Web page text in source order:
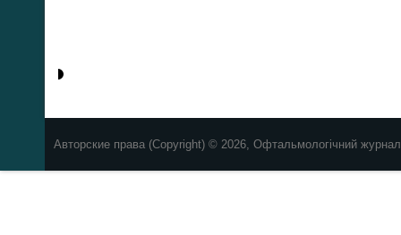
Авторские права (Copyright) © 2026, Офтальмологічний